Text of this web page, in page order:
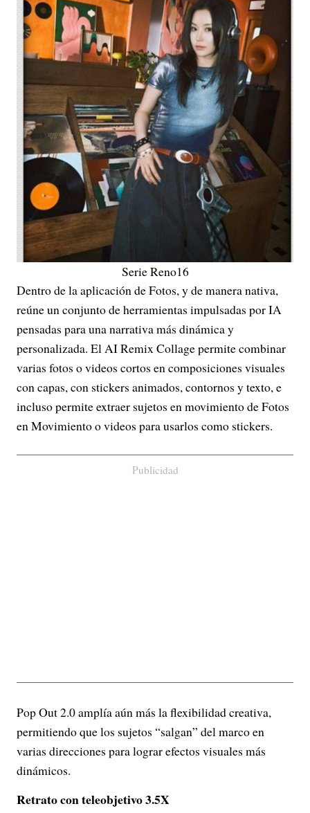
Serie Reno16
Dentro de la aplicación de Fotos, y de manera nativa,
reúne un conjunto de herramientas impulsadas por IA
pensadas para una narrativa más dinámica y
personalizada. El AI Remix Collage permite combinar
varias fotos o videos cortos en composiciones visuales
con capas, con stickers animados, contornos y texto, e
incluso permite extraer sujetos en movimiento de Fotos
en Movimiento o videos para usarlos como stickers.
Publicidad
Pop Out 2.0 amplía aún más la flexibilidad creativa,
permitiendo que los sujetos “salgan” del marco en
varias direcciones para lograr efectos visuales más
dinámicos.
Retrato con teleobjetivo 3.5X